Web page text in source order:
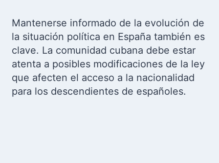
Mantenerse informado de la evolución de
la situación política en España también es
clave. La comunidad cubana debe estar
atenta a posibles modificaciones de la ley
que afecten el acceso a la nacionalidad
para los descendientes de españoles.